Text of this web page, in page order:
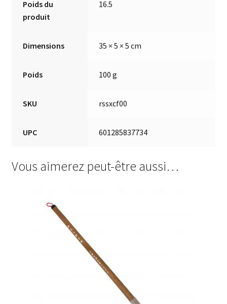
Poids du
produit
16.5
Dimensions 35 × 5 × 5 cm
Poids 100 g
SKU rssxcf00
UPC 601285837734
Vous aimerez peut-être aussi…